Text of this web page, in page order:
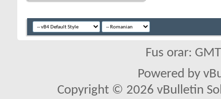
Fus orar:
Powered by
Copyright © 2026 vBulletin